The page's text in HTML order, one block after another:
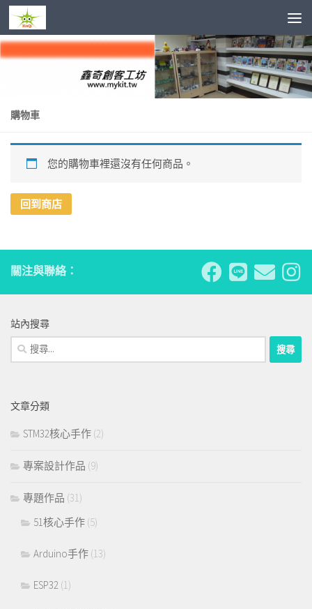
Skip to content
購物車
您的購物車裡還沒有任何商品。
回到商店
關注與聯絡：
站內搜尋
搜
尋
字:
文章分類
STM32核心手作 (2)
專案設計作品 (9)
專題作品 (31)
51核心手作 (5)
Arduino手作 (13)
ESP32 (1)